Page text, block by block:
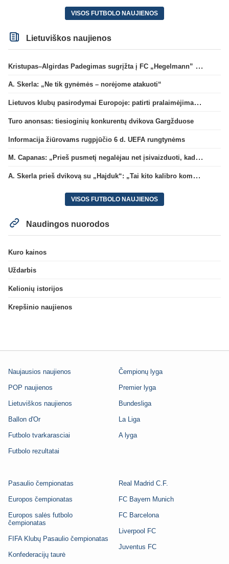
VISOS FUTBOLO NAUJIENOS
Lietuviškos naujienos
Kristupas–Algirdas Padegimas sugrįžta į FC „Hegelmann” B sudėtį
A. Skerla: „Ne tik gynėmės – norėjome atakuoti“
Lietuvos klubų pasirodymai Europoje: patirti pralaimėjimai Kroatijos atstovams
Turo anonsas: tiesioginių konkurentų dvikova Gargžduose
Informacija žiūrovams rugpjūčio 6 d. UEFA rungtynėms
M. Capanas: „Prieš pusmetį negalėjau net įsivaizduoti, kad žaisime prieš „Hajduk“
A. Skerla prieš dvikovą su „Hajduk“: „Tai kito kalibro komanda“
VISOS FUTBOLO NAUJIENOS
Naudingos nuorodos
Kuro kainos
Uždarbis
Kelionių istorijos
Krepšinio naujienos
Naujausios naujienos
POP naujienos
Lietuviškos naujienos
Ballon d'Or
Futbolo tvarkarasciai
Futbolo rezultatai
Čempionų lyga
Premier lyga
Bundesliga
La Liga
A lyga
Pasaulio čempionatas
Europos čempionatas
Europos salės futbolo
čempionatas
FIFA Klubų Pasaulio čempionatas
Konfederacijų taurė
Real Madrid C.F.
FC Bayern Munich
FC Barcelona
Liverpool FC
Juventus FC